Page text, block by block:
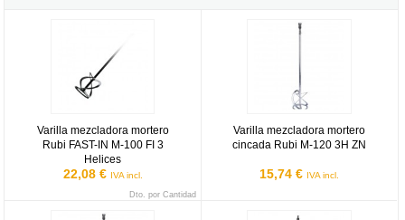
Varilla mezcladora mortero
Rubi FAST-IN M-100 FI 3
Helices
22,08 € IVA incl.
Dto. por Cantidad
Varilla mezcladora mortero Rubi FAST-IN M-100 FI 3 Helices
Varilla mezcladora mortero
cincada Rubi M-120 3H ZN
15,74 € IVA incl.
Varilla mezcladora mortero
Varilla mezcladora mortero cincada Rubi M-120-R 3H ZN